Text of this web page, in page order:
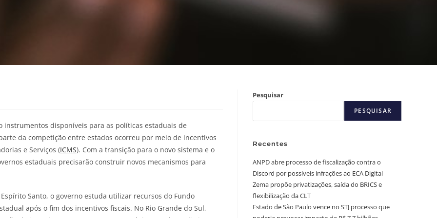
disponíveis para as políticas estaduais de
da competição entre estados ocorreu por meio de incentivos
e Serviços (ICMS). Com a transição para o novo sistema e o
estaduais precisarão construir novos mecanismos para
Santo, o governo estuda utilizar recursos do Fundo
após o fim dos incentivos fiscais. No Rio Grande do Sul,
Pesquisar
PESQUISAR
Recentes
ANPD abre processo de fiscalização contra o
Discord por possíveis infrações ao ECA Digital
Zema propõe privatizações, saída do BRICS e
flexibilização da CLT
Estado de São Paulo vence no STJ processo que